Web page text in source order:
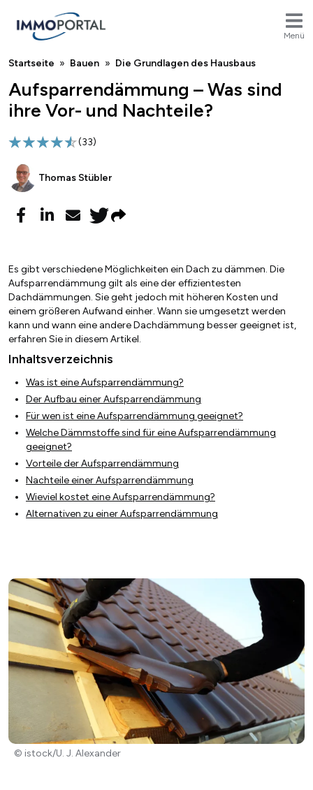
Menü
Breadcrumb
Startseite Bauen Die Grundlagen des Hausbaus
Aufsparrendämmung – Was sind
ihre Vor- und Nachteile?
(33)
Thomas Stübler
Es gibt verschiedene Möglichkeiten ein Dach zu dämmen. Die
Aufsparrendämmung gilt als eine der effizientesten
Dachdämmungen. Sie geht jedoch mit höheren Kosten und
einem größeren Aufwand einher. Wann sie umgesetzt werden
kann und wann eine andere Dachdämmung besser geeignet ist,
erfahren Sie in diesem Artikel.
Inhaltsverzeichnis
Was ist eine Aufsparrendämmung?
Der Aufbau einer Aufsparrendämmung
Für wen ist eine Aufsparrendämmung geeignet?
Welche Dämmstoffe sind für eine Aufsparrendämmung
geeignet?
Vorteile der Aufsparrendämmung
Nachteile einer Aufsparrendämmung
Wieviel kostet eine Aufsparrendämmung?
Alternativen zu einer Aufsparrendämmung
© istock/U. J. Alexander